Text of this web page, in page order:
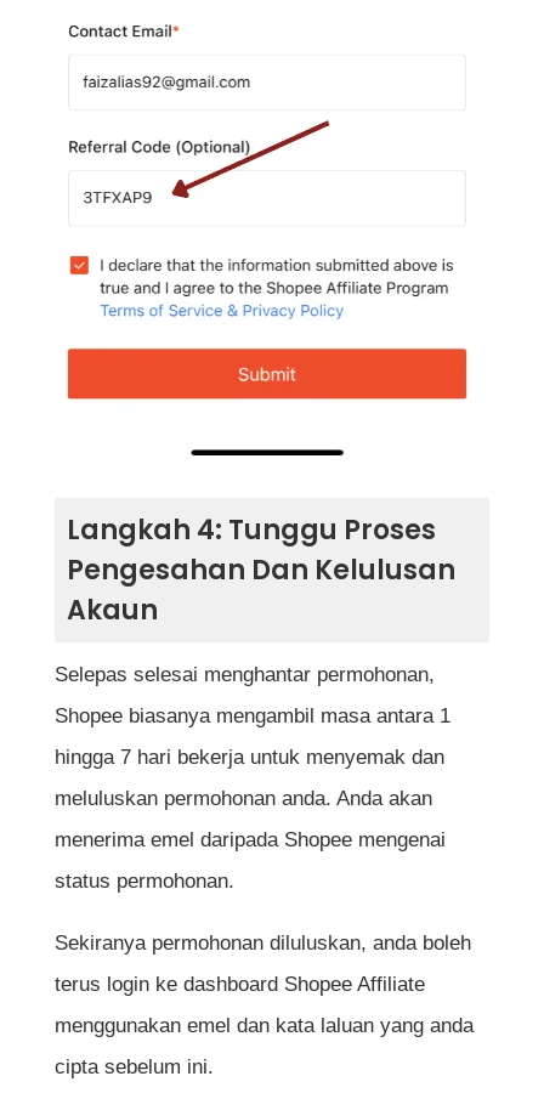
Langkah 4: Tunggu Proses
Pengesahan Dan Kelulusan
Akaun
Selepas selesai menghantar permohonan,
Shopee biasanya mengambil masa antara 1
hingga 7 hari bekerja untuk menyemak dan
meluluskan permohonan anda. Anda akan
menerima emel daripada Shopee mengenai
status permohonan.
Sekiranya permohonan diluluskan, anda boleh
terus login ke dashboard Shopee Affiliate
menggunakan emel dan kata laluan yang anda
cipta sebelum ini.